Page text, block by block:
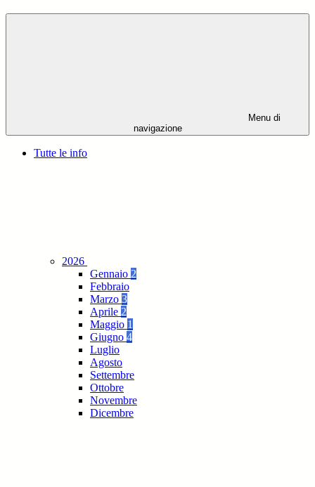
Menu di
navigazione
Tutte le info
2026
Gennaio 2
Febbraio
Marzo 3
Aprile 2
Maggio 1
Giugno 4
Luglio
Agosto
Settembre
Ottobre
Novembre
Dicembre